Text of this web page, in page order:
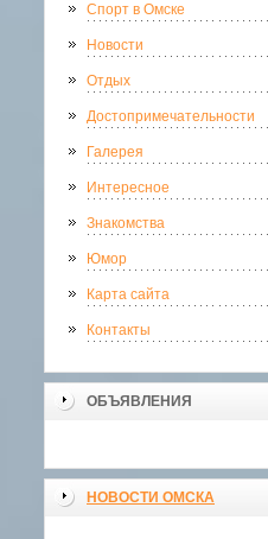
Спорт в Омске
Новости
Отдых
Достопримечательности
Галерея
Интересное
Знакомства
Юмор
Карта сайта
Контакты
ОБЪЯВЛЕНИЯ
НОВОСТИ ОМСКА